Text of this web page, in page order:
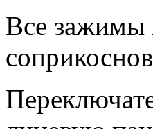
Все зажимы